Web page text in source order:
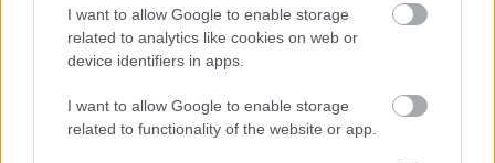
I want to allow Google to enable storage
related to analytics like cookies on web or
device identifiers in apps.
I want to allow Google to enable storage
related to functionality of the website or app.